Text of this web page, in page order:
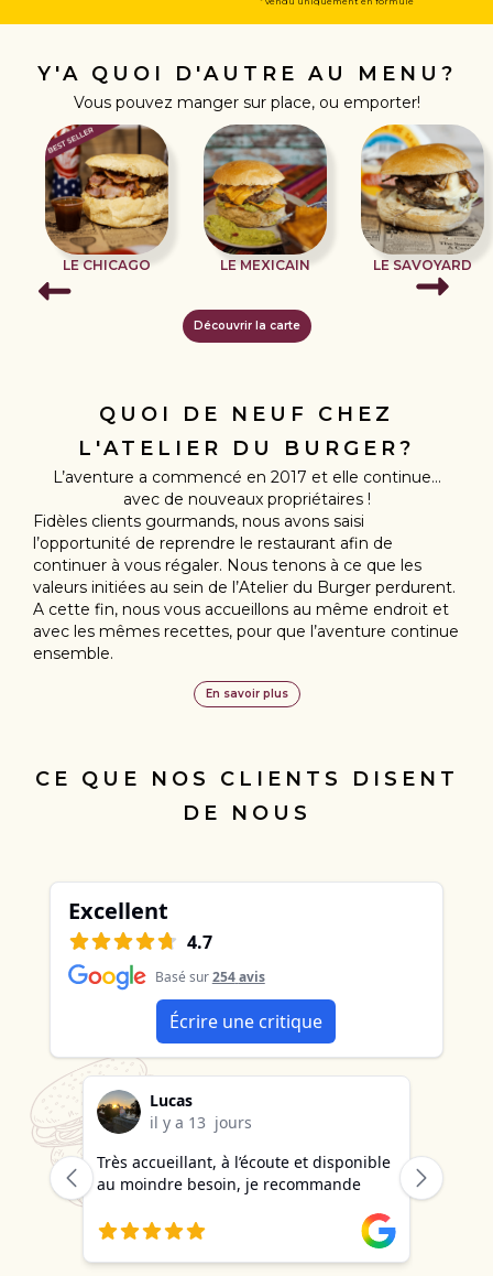
Y'A QUOI D'AUTRE AU MENU?
Vous pouvez manger sur place, ou emporter!
LE CHICAGO LE MEXICAIN LE SAVOYARD
Découvrir la carte
QUOI DE NEUF CHEZ
L'ATELIER DU BURGER?
L’aventure a commencé en 2017 et elle continue...
avec de nouveaux propriétaires !
Fidèles clients gourmands, nous avons saisi
l’opportunité de reprendre le restaurant afin de
continuer à vous régaler. Nous tenons à ce que les
valeurs initiées au sein de l’Atelier du Burger perdurent.
A cette fin, nous vous accueillons au même endroit et
avec les mêmes recettes, pour que l’aventure continue
ensemble.
En savoir plus
CE QUE NOS CLIENTS DISENT
DE NOUS